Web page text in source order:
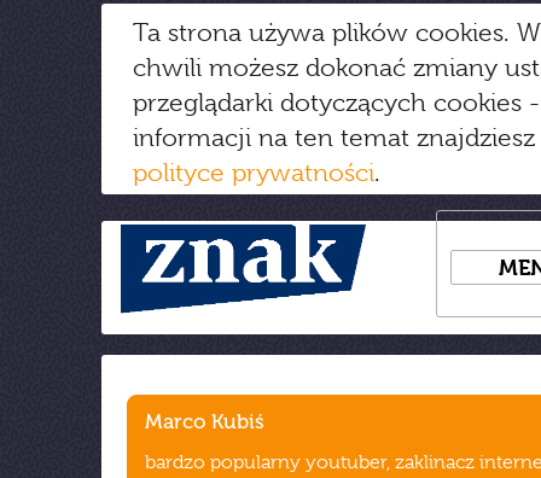
Ta strona używa plików cookies.
chwili możesz dokonać zmiany
przeglądarki dotyczących cookies
informacji na ten temat
polityce prywatności.
Marco Kubiś
bardzo popularny youtuber, zaklinacz